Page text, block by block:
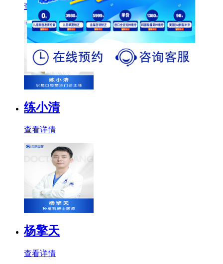
查看详情
练小清
查看详情
杨擎天
查看详情